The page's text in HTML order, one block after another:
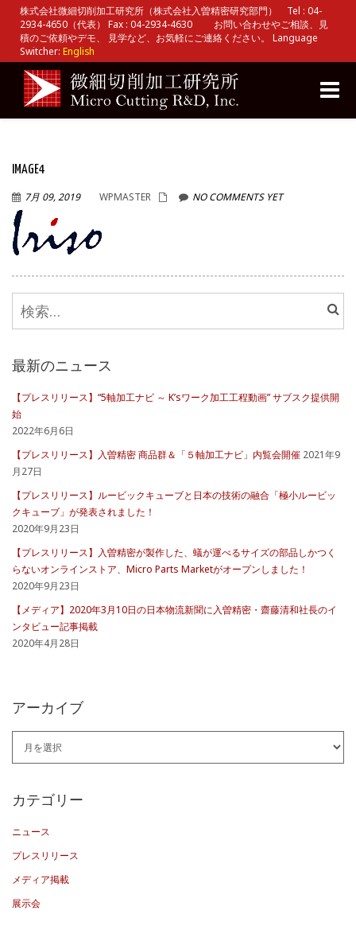
株式会社微細切削加工研究所（株式会社入曽精密研究部門） Tel : 04-
2934-4650（代表） Fax : 04-2934-4630 お問い合わせやご相談、見
積のご依頼やデモ、 見学など、お気軽にご連絡ください。 Language
Switcher: English
Toggle
IMAGE4
7月 09, 2019
WPMASTER NO COMMENTS YET
検
索:
最新のニュース
【プレスリリース】“5軸加工ナビ ～ K’sワーク加工工程動画” サブスク提供開
始
2022年6月6日
【プレスリリース】入曽精密 商品群＆「５軸加工ナビ」内覧会開催 2021年9
月27日
【プレスリリース】ルービックキューブと日本の技術の融合「極小ルービッ
クキューブ」が発表されました！
2020年9月23日
【プレスリリース】入曽精密が製作した、蟻が運べるサイズの部品しかつく
らないオンラインストア、Micro Parts Marketがオープンしました！
2020年9月23日
【メディア】2020年3月10日の日本物流新聞に入曽精密・齋藤清和社長のイ
ンタビュー記事掲載
2020年4月28日
アーカイブ
ー
カ
カテゴリー
ニュース
プレスリリース
メディア掲載
展示会